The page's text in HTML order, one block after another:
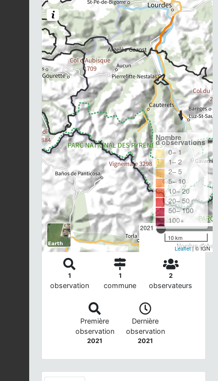
2021
Nombre
Nombre
d'observations
0– 1
1– 2
2– 5
5– 10
10– 20
20– 50
50– 100
100+
10 km
Leaflet| © IGN
1
observation
1
commune
2
observateurs
Première
observation
2021
Dernière
observation
2021